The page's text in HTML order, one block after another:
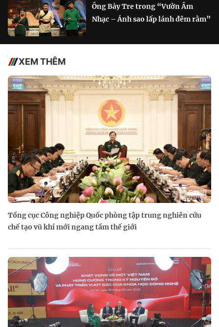
Ông Bảy Tre trong “Vườn Âm
Nhạc – Ánh sao lấp lánh đêm rằm”
XEM THÊM
Tổng cục Công nghiệp Quốc phòng tập trung nghiên cứu
chế tạo vũ khí mới ngang tầm thế giới